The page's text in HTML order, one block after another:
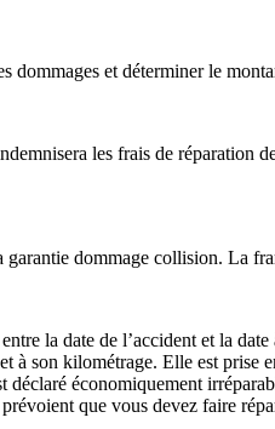
dommages et déterminer le
les frais de
garantie dommage collision. La
la date de l’accident et la
à son kilométrage. Elle est prise
déclaré économiquement
que vous devez faire